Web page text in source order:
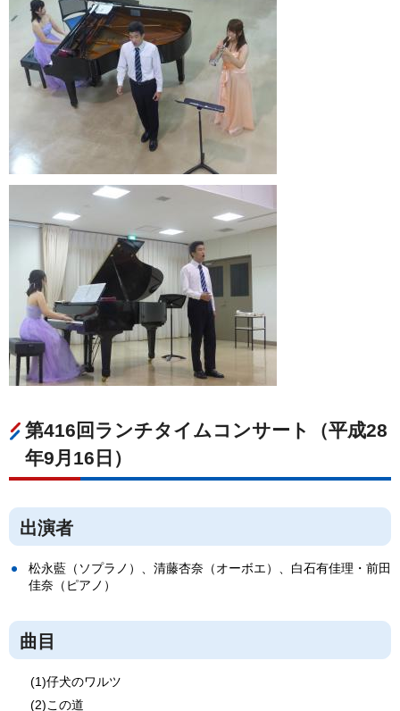
第416回ランチタイムコンサート（平成28
年9月16日）
出演者
松永藍（ソプラノ）、清藤杏奈（オーボエ）、白石有佳理・前田
佳奈（ピアノ）
曲目
(1)仔犬のワルツ
(2)この道